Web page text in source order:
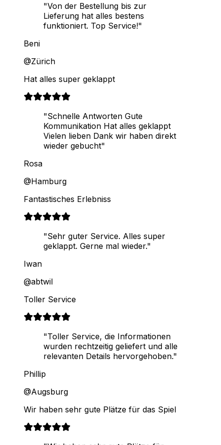
"Von der Bestellung bis zur
Lieferung hat alles bestens
funktioniert. Top Service!"
Beni
@Zürich
Hat alles super geklappt
"Schnelle Antworten Gute
Kommunikation Hat alles geklappt
Vielen lieben Dank wir haben direkt
wieder gebucht"
Rosa
@Hamburg
Fantastisches Erlebniss
"Sehr guter Service. Alles super
geklappt. Gerne mal wieder."
Iwan
@abtwil
Toller Service
"Toller Service, die Informationen
wurden rechtzeitig geliefert und alle
relevanten Details hervorgehoben."
Phillip
@Augsburg
Wir haben sehr gute Plätze für das Spiel